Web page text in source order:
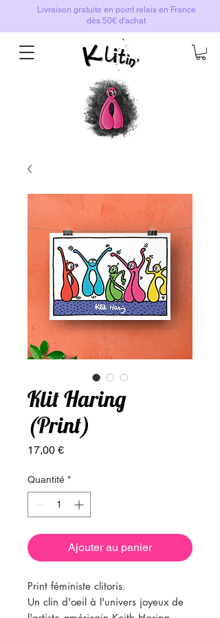
Livraison gratuite en point relais en France
dès 50€ d'achat
Klit Haring
(Print)
17,00 €Prix
Quantité *
Ajouter au panier
Print féministe clitoris.
Un clin d'oeil à l'univers joyeux de